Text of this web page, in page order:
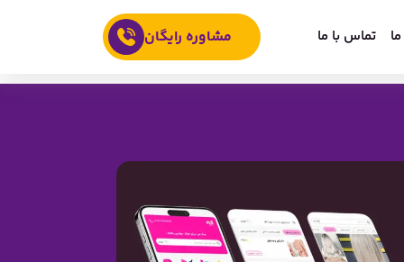
تماس با ما مشاوره رایگان